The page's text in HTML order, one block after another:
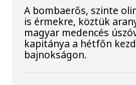
A bombaerős, szinte
is érmekre, köztük
magyar medencés
kapitánya a hétfőn
bajnokságon.